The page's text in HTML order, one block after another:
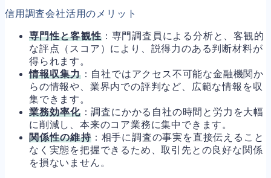
信用調査会社活用のメリット
専門性と客観性：専門調査員による分析と、客観的
な評点（スコア）により、説得力のある判断材料が
得られます。
情報収集力：自社ではアクセス不可能な金融機関か
らの情報や、業界内での評判など、広範な情報を収
集できます。
業務効率化：調査にかかる自社の時間と労力を大幅
に削減し、本来のコア業務に集中できます。
関係性の維持：相手に調査の事実を直接伝えること
なく実態を把握できるため、取引先との良好な関係
を損ないません。